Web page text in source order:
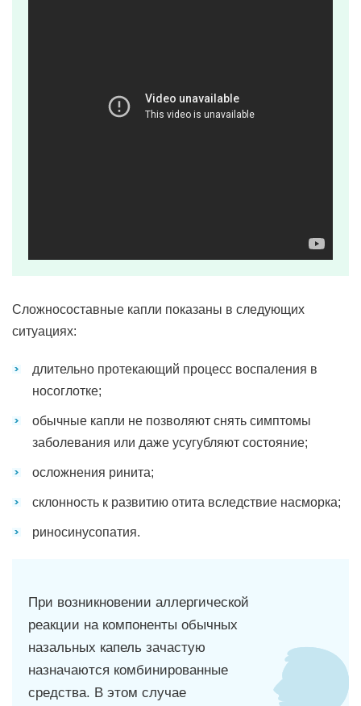
Сложносоставные капли показаны в следующих
ситуациях:
длительно протекающий процесс воспаления в
носоглотке;
обычные капли не позволяют снять симптомы
заболевания или даже усугубляют состояние;
осложнения ринита;
склонность к развитию отита вследствие насморка;
риносинусопатия.
При возникновении аллергической
реакции на компоненты обычных
назальных капель зачастую
назначаются комбинированные
средства. В этом случае